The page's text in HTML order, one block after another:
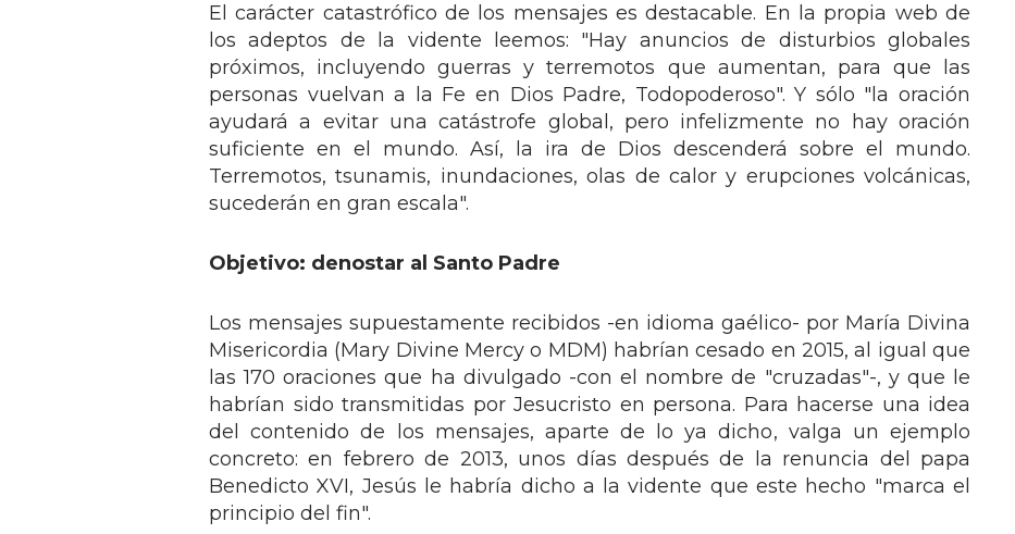
El carácter catastrófico de los mensajes es destacable. En la propia web de
los adeptos de la vidente leemos: "Hay anuncios de disturbios globales
próximos, incluyendo guerras y terremotos que aumentan, para que las
personas vuelvan a la Fe en Dios Padre, Todopoderoso". Y sólo "la oración
ayudará a evitar una catástrofe global, pero infelizmente no hay oración
suficiente en el mundo. Así, la ira de Dios descenderá sobre el mundo.
Terremotos, tsunamis, inundaciones, olas de calor y erupciones volcánicas,
sucederán en gran escala".
Objetivo: denostar al Santo Padre
Los mensajes supuestamente recibidos -en idioma gaélico- por María Divina
Misericordia (Mary Divine Mercy o MDM) habrían cesado en 2015, al igual que
las 170 oraciones que ha divulgado -con el nombre de "cruzadas"-, y que le
habrían sido transmitidas por Jesucristo en persona. Para hacerse una idea
del contenido de los mensajes, aparte de lo ya dicho, valga un ejemplo
concreto: en febrero de 2013, unos días después de la renuncia del papa
Benedicto XVI, Jesús le habría dicho a la vidente que este hecho "marca el
principio del fin".